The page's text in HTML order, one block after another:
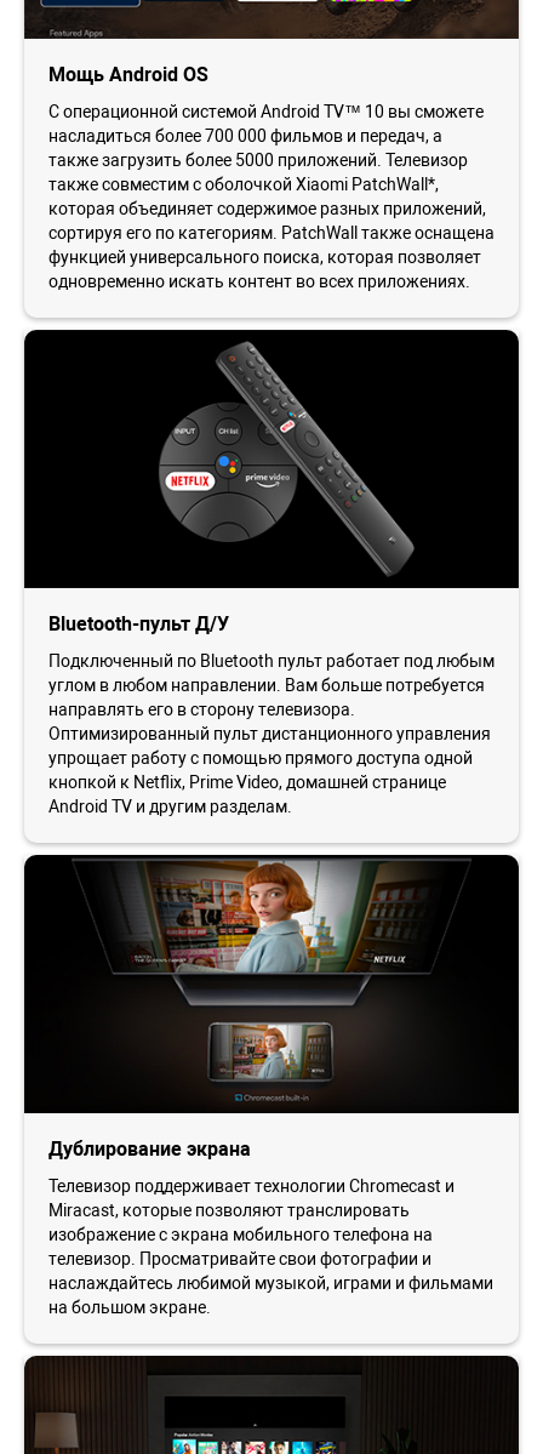
Мощь Android OS
С операционной системой Android TV™ 10 вы сможете
насладиться более 700 000 фильмов и передач, а
также загрузить более 5000 приложений. Телевизор
также совместим с оболочкой Xiaomi PatchWall*,
которая объединяет содержимое разных приложений,
сортируя его по категориям. PatchWall также оснащена
функцией универсального поиска, которая позволяет
одновременно искать контент во всех приложениях.
Bluetooth-пульт Д/У
Подключенный по Bluetooth пульт работает под любым
углом в любом направлении. Вам больше потребуется
направлять его в сторону телевизора.
Оптимизированный пульт дистанционного управления
упрощает работу с помощью прямого доступа одной
кнопкой к Netflix, Prime Video, домашней странице
Android TV и другим разделам.
Дублирование экрана
Телевизор поддерживает технологии Chromecast и
Miracast, которые позволяют транслировать
изображение с экрана мобильного телефона на
телевизор. Просматривайте свои фотографии и
наслаждайтесь любимой музыкой, играми и фильмами
на большом экране.